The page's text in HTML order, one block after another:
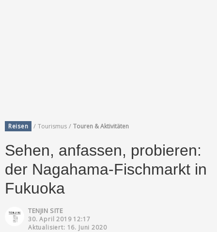
Reisen / Tourismus / Touren & Aktivitäten
Sehen, anfassen, probieren:
der Nagahama-Fischmarkt in
Fukuoka
TENJIN SITE
30. April 2019 12:17
Aktualisiert: 16. Juni 2020